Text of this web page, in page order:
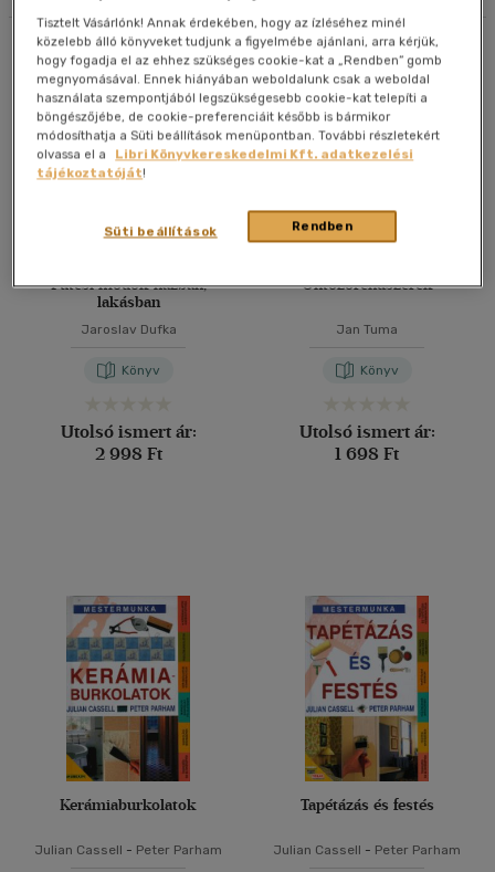
Nyelv szerint
Magyar(26)
Ár szerint
2500 Ft - 4500 Ft(19)
Felnőtt
(22)
Vélemény szerint
20 db / oldal
40 db / oldal
Alkalmaz
Összesen26db
Fűtési módok házban,
lakásban
Jaroslav Dufka
Könyv
Utolsó ismert ár:
2 998 Ft
Öntözőrendszerek
Jan Tuma
Könyv
Utolsó ismert ár:
1 698 Ft
Kerámiaburkolatok
Julian Cassell - Peter Parham
Tapétázás és festés
Julian Cassell - Peter Parham
Tisztelt Vásárlónk! Annak érdekében, hogy az ízléséhez minél
közelebb álló könyveket tudjunk a figyelmébe ajánlani, arra kérjük,
hogy fogadja el az ehhez szükséges cookie-kat a „Rendben” gomb
megnyomásával. Ennek hiányában weboldalunk csak a weboldal
használata szempontjából legszükségesebb cookie-kat telepíti a
böngészőjébe, de cookie-preferenciáit később is bármikor
módosíthatja a Süti beállítások menüpontban. További részletekért
olvassa el a
Libri Könyvkereskedelmi Kft. adatkezelési
tájékoztatóját!
Rendben
Süti beállítások